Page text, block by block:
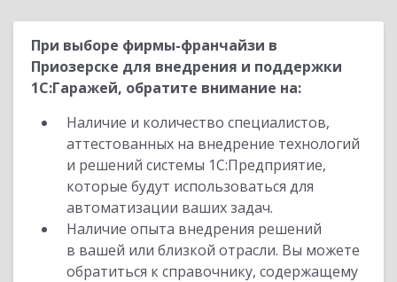
При выборе фирмы-франчайзи в
Приозерске для внедрения и поддержки
1С:Гаражей, обратите внимание на:
Наличие и количество специалистов,
аттестованных на внедрение технологий
и решений системы 1С:Предприятие,
которые будут использоваться для
автоматизации ваших задач.
Наличие опыта внедрения решений
в вашей или близкой отрасли. Вы можете
обратиться к справочнику, содержащему